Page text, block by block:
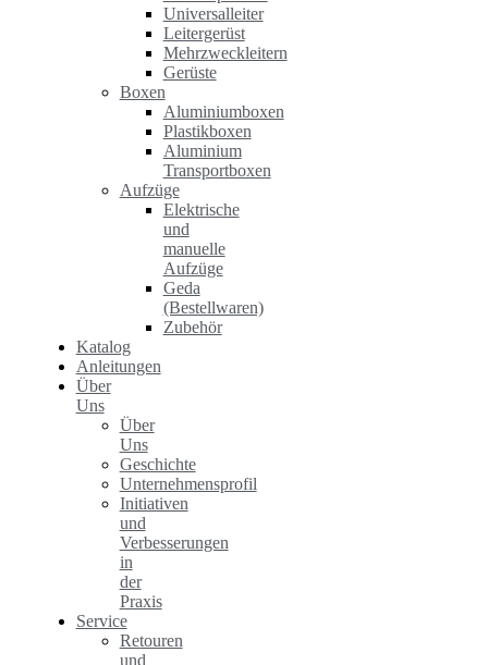
Universalleiter
Leitergerüst
Mehrzweckleitern
Gerüste
Boxen
Aluminiumboxen
Plastikboxen
Aluminium
Transportboxen
Aufzüge
Elektrische
und
manuelle
Aufzüge
Geda
(Bestellwaren)
Zubehör
Katalog
Anleitungen
Über
Uns
Über
Uns
Geschichte
Unternehmensprofil
Initiativen
und
Verbesserungen
in
der
Praxis
Service
Retouren
und